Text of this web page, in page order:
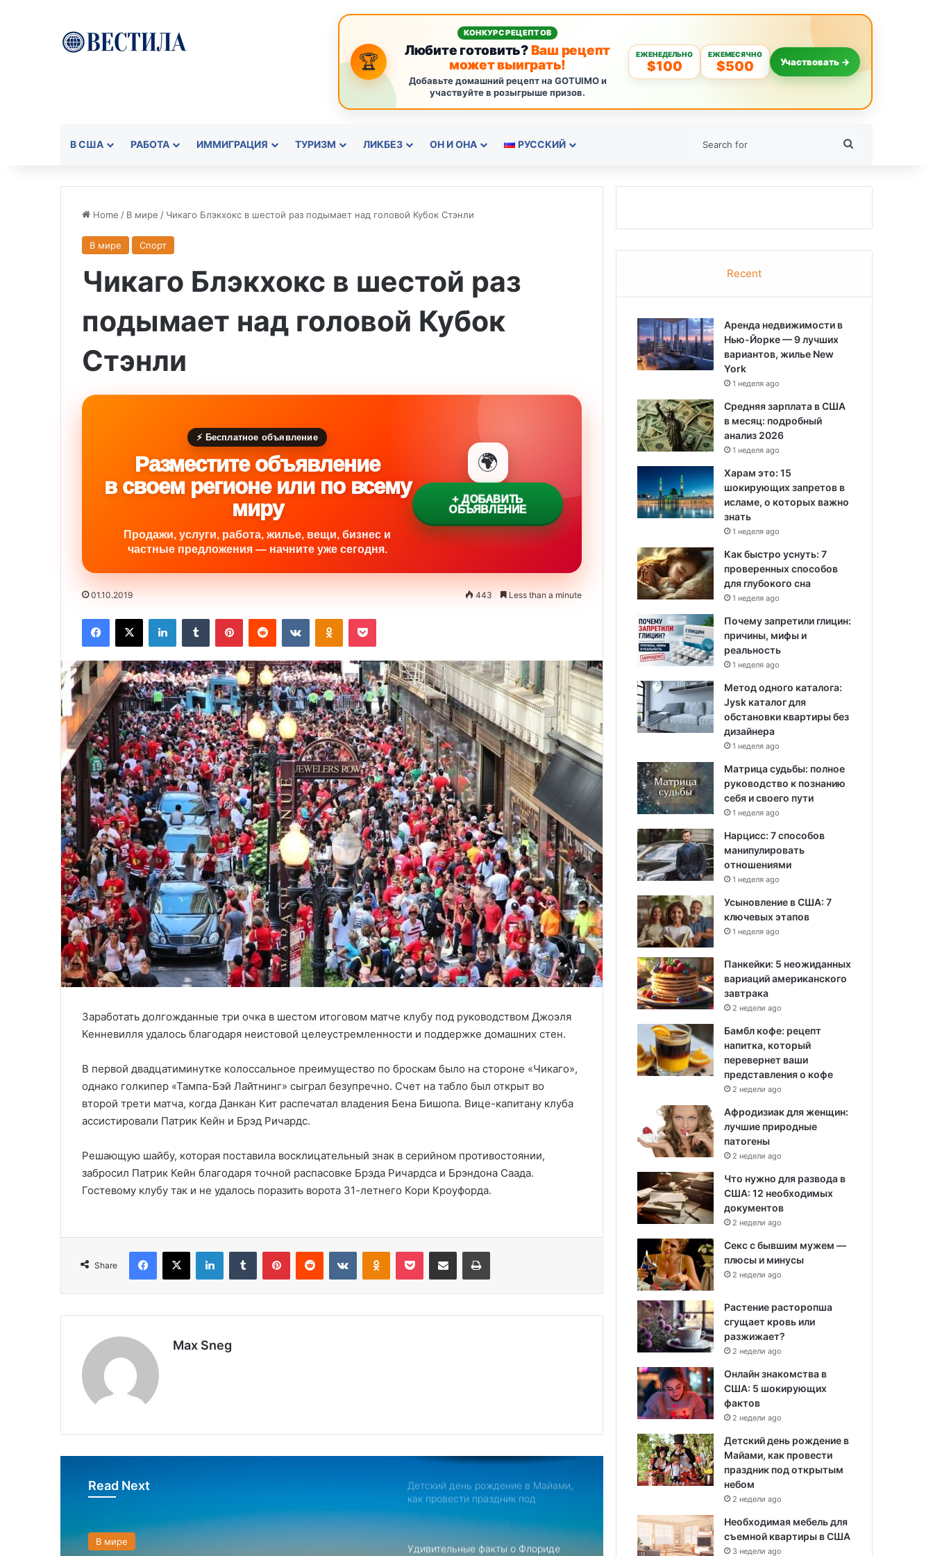
🏆
КОНКУРС РЕЦЕПТОВ
Любите готовить?Ваш рецепт
может выиграть!
Добавьте домашний рецепт на GOTUIMO и
участвуйте в розыгрыше призов.
ЕЖЕНЕДЕЛЬНО
$100
ЕЖЕМЕСЯЧНО
$500 Участвовать →
В США РАБОТА ИММИГРАЦИЯ ТУРИЗМ ЛИКБЕЗ ОН И ОНА РУССКИЙ
Home / В мире / Чикаго Блэкхокс в шестой раз подымает над головой Кубок Стэнли
В мире Спорт
Чикаго Блэкхокс в шестой раз
подымает над головой Кубок
Стэнли
⚡ Бесплатное объявление
Разместите объявление
в своем регионе или по всему
миру
Продажи, услуги, работа, жилье, вещи, бизнес и
частные предложения — начните уже сегодня.
🌍
+ ДОБАВИТЬ
ОБЪЯВЛЕНИЕ
01.10.2019 443 Less than a minute
Заработать долгожданные три очка в шестом итоговом матче клубу под руководством Джоэля
Кенневилля удалось благодаря неистовой целеустремленности и поддержке домашних стен.
В первой двадцатиминутке колоссальное преимущество по броскам было на стороне «Чикаго»,
однако голкипер «Тампа-Бэй Лайтнинг» сыграл безупречно. Счет на табло был открыт во
второй трети матча, когда Данкан Кит распечатал владения Бена Бишопа. Вице-капитану клуба
ассистировали Патрик Кейн и Брэд Ричардс.
Решающую шайбу, которая поставила восклицательный знак в серийном противостоянии,
забросил Патрик Кейн благодаря точной распасовке Брэда Ричардса и Брэндона Саада.
Гостевому клубу так и не удалось поразить ворота 31-летнего Кори Кроуфорда.
Share
Max Sneg
Read Next
В мире
Анализ событий в Крокусе, что на
хронология событий.
директоров МВФ
Дом с привидениями в Америке,
создании «НАТО в азиатском стиле»
Детский день рождение в Майами,
как провести праздник под
Удивительные факты о Флориде
Recent
Аренда недвижимости в
Нью-Йорке — 9 лучших
вариантов, жилье New
York
1 неделя ago
Средняя зарплата в США
в месяц: подробный
анализ 2026
1 неделя ago
Харам это: 15
шокирующих запретов в
исламе, о которых важно
знать
1 неделя ago
Как быстро уснуть: 7
проверенных способов
для глубокого сна
1 неделя ago
Почему запретили глицин:
причины, мифы и
реальность
1 неделя ago
Метод одного каталога:
Jysk каталог для
обстановки квартиры без
дизайнера
1 неделя ago
Матрица судьбы: полное
руководство к познанию
себя и своего пути
1 неделя ago
Нарцисс: 7 способов
манипулировать
отношениями
1 неделя ago
Усыновление в США: 7
ключевых этапов
1 неделя ago
Панкейки: 5 неожиданных
вариаций американского
завтрака
2 недели ago
Бамбл кофе: рецепт
напитка, который
перевернет ваши
представления о кофе
2 недели ago
Афродизиак для женщин:
лучшие природные
патогены
2 недели ago
Что нужно для развода в
США: 12 необходимых
документов
2 недели ago
Секс с бывшим мужем —
плюсы и минусы
2 недели ago
Растение расторопша
сгущает кровь или
разжижает?
2 недели ago
Онлайн знакомства в
США: 5 шокирующих
фактов
2 недели ago
Детский день рождение в
Майами, как провести
праздник под открытым
небом
2 недели ago
Необходимая мебель для
съемной квартиры в США
3 недели ago